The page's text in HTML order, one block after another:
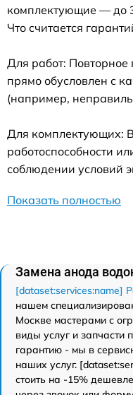
комплектующие — до
Что считается
Для работ:
прямо обусловлен с
(например,
Для комплектующих:
работоспособности
соблюдении условий
Показать полностью
Замена анода
[dataset:services:name]
нашем
Москве мастерами с
виды услуг и
гарантию - мы в
наших услуг.
стоить на -15%